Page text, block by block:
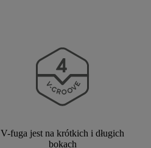
V-fuga jest na krótkich i długich
bokach